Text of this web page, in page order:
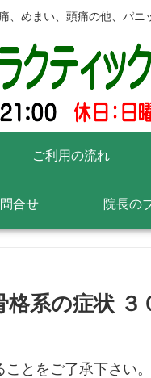
、めまい、頭痛の他、パ
ご利用の流れ
合せ 院長の
系の症状 ３
とをご了承下さい。